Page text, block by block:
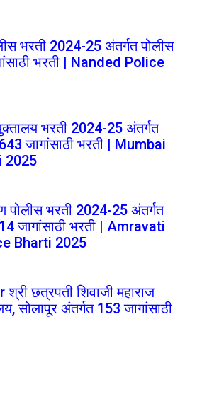
भरती 2024-25 अंतर्गत पोलीस
भरती | Nanded Police
भरती 2024-25 अंतर्गत
जागांसाठी भरती | Mumbai
2025
पोलीस भरती 2024-25 अंतर्गत
जागांसाठी भरती | Amravati
Bharti 2025
छत्रपती शिवाजी महाराज
सोलापूर अंतर्गत 153 जागांसाठी